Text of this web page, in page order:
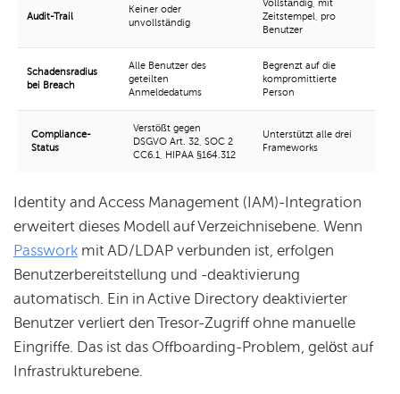
Audit-Trail
Keiner oder
unvollständig
Vollständig, mit
Zeitstempel, pro
Benutzer
Schadensradius
bei Breach
Alle Benutzer des
geteilten
Anmeldedatums
Begrenzt auf die
kompromittierte
Person
Compliance-
Status
Verstößt gegen
DSGVO Art. 32, SOC 2
CC6.1, HIPAA §164.312
Unterstützt alle drei
Frameworks
Identity and Access Management (IAM)-Integration
erweitert dieses Modell auf Verzeichnisebene. Wenn
Passwork mit AD/LDAP verbunden ist, erfolgen
Benutzerbereitstellung und -deaktivierung
automatisch. Ein in Active Directory deaktivierter
Benutzer verliert den Tresor-Zugriff ohne manuelle
Eingriffe. Das ist das Offboarding-Problem, gelöst auf
Infrastrukturebene.